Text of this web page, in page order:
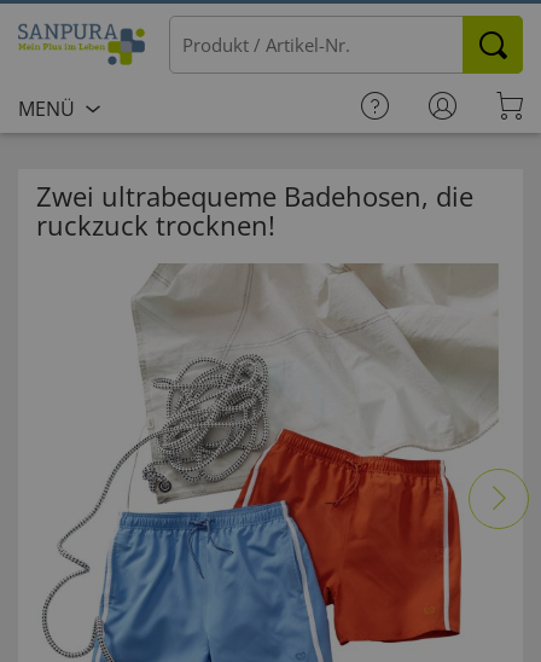
MENÜ
Zwei ultrabequeme Badehosen, die
ruckzuck trocknen!